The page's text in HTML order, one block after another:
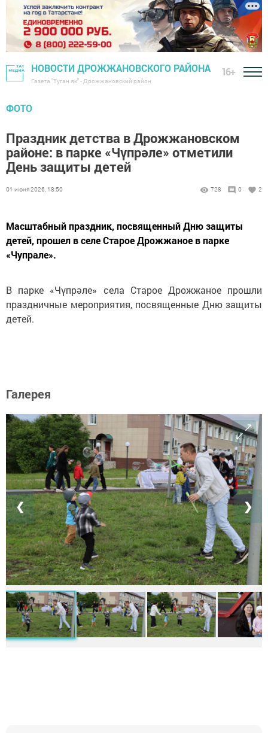
НОВОСТИ ДРОЖЖАНОВСКОГО РАЙОНА
Газета "Туган як" - Дрожжановский район
16+
ФОТО
Праздник детства в Дрожжановском
районе: в парке «Чүпрәле» отметили
День защиты детей
01 июня 2026, 18:50 728 0 2
Масштабный праздник, посвященный Дню защиты
детей, прошел в селе Старое Дрожжаное в парке
«Чупрале».
В парке «Чүпрәле» села Старое Дрожжаное прошли
праздничные мероприятия, посвященные Дню защиты
детей.
Галерея
❮ ❯